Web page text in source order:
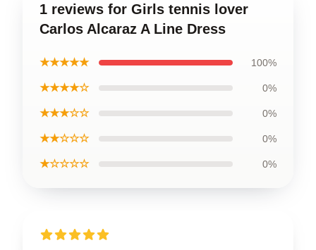
1 reviews for Girls tennis lover
Carlos Alcaraz A Line Dress
★★★★★ 100%
★★★★☆ 0%
★★★☆☆ 0%
★★☆☆☆ 0%
★☆☆☆☆ 0%